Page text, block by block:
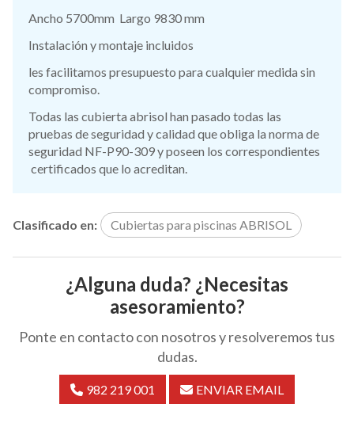
Ancho 5700mm Largo 9830 mm
Instalación y montaje incluidos
les facilitamos presupuesto para cualquier medida sin
compromiso.
Todas las cubierta abrisol han pasado todas las
pruebas de seguridad y calidad que obliga la norma de
seguridad NF-P90-309 y poseen los correspondientes
certificados que lo acreditan.
Clasificado en: Cubiertas para piscinas ABRISOL
¿Alguna duda? ¿Necesitas
asesoramiento?
Ponte en contacto con nosotros y resolveremos tus
dudas.
982 219 001 ENVIAR EMAIL